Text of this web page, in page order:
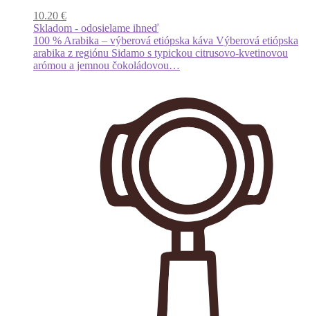
môžete
vybrať
na
stránke
10.20 €
Skladom - odosielame ihneď
100 % Arabika – výberová etiópska káva Výberová etiópska
arabika z regiónu Sidamo s typickou citrusovo-kvetinovou
arómou a jemnou čokoládovou…